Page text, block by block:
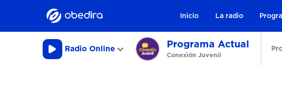
Inicio La radio
Radio Online Programa Actual
Conexión Juvenil